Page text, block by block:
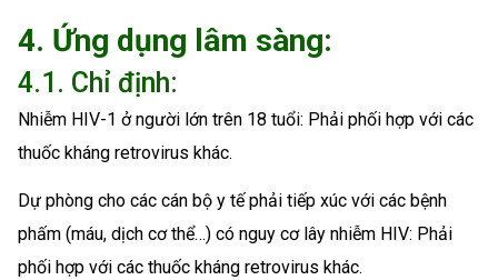
4. Ứng dụng lâm sàng:
4.1. Chỉ định:
Nhiễm HIV-1 ở người lớn trên 18 tuổi: Phải phối hợp với các
thuốc kháng retrovirus khác.
Dự phòng cho các cán bộ y tế phải tiếp xúc với các bệnh
phấm (máu, dịch cơ thể…) có nguy cơ lây nhiễm HIV: Phải
phối hợp với các thuốc kháng retrovirus khác.